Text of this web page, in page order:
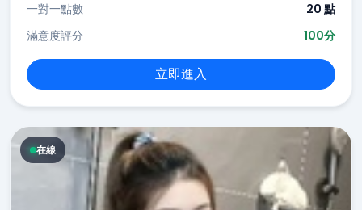
一對一點數
20 點
滿意度評分
100分
立即進入
在線